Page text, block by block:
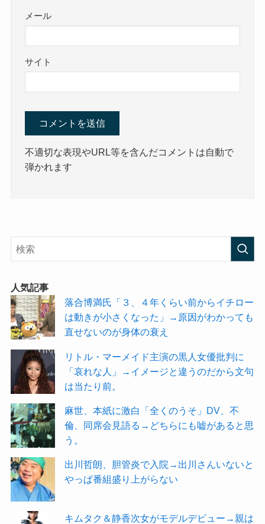
メール
サイト
不適切な表現やURL等を含んだコメントは自動で
弾かれます
人気記事
落合博満氏「３、４年くらい前からイチロー
は動きが小さくなった」→原因がわかっても
直せないのが身体の衰え
リトル・マーメイド主演の黒人女優批判に
「哀れな人」→イメージと違うのだから文句
は当たり前。
麻世、本紙に激白「全くのうそ」DV、不
倫、同席会見語る→どちらにも嘘があると思
う。
出川哲朗、胆管炎で入院→出川さんいないと
やっぱ番組盛り上がらない
キムタク＆静香次女がモデルデビュー→親は